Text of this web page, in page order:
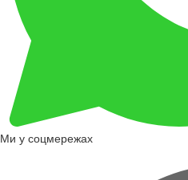
Ми у соцмережах